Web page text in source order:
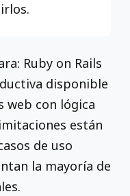
Ruby on Rails
disponible
web con lógica
están
de uso
la mayoría de